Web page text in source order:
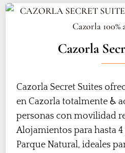
Cazorla
Cazorla Secret Suites
en Cazorla totalmente ♿
personas con movilidad
Alojamientos para hasta
Parque Natural, ideales